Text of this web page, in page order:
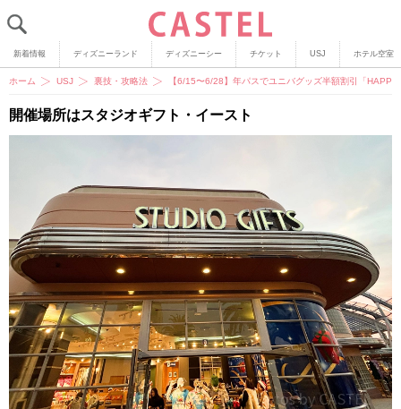
新着情報 ディズニーランド ディズニーシー チケット USJ ホテル空室
ホーム USJ 裏技・攻略法 【6/15〜6/28】年パスでユニバグッズ半額割引「
開催場所はスタジオギフト・イースト